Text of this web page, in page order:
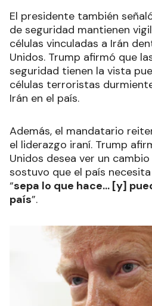
El presidente también
de seguridad mantienen
células vinculadas a Irán
Unidos. Trump afirmó que
seguridad tienen la vista
células terroristas
Irán en el país.
Además, el mandatario
el liderazgo iraní. Trump
Unidos desea ver un
sostuvo que el país
“sepa lo que hace… [y]
país”.